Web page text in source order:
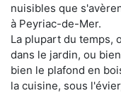
nuisibles que
à Peyriac-de-Mer.
La plupart du temps,
dans le jardin, ou
bien le plafond en
la cuisine, sous